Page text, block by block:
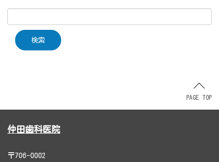
PAGE TOP
仲田歯科医院
〒706-0002